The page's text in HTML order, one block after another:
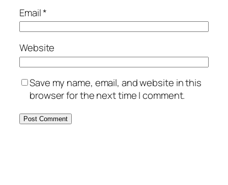
Email*
Website
Save my name, email, and website in this
browser for the next time I comment.